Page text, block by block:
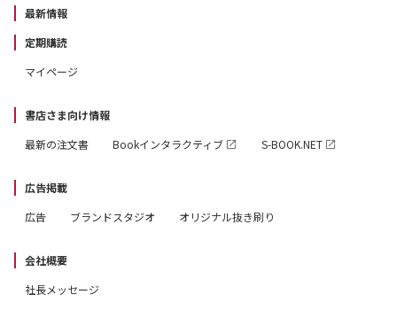
最新情報
定期購読
マイページ
書店さま向け情報
最新の注文書
Bookインタラクティブ S-BOOK.NET
広告掲載
広告
ブランドスタジオ オリジナル抜き刷り
会社概要
社長メッセージ